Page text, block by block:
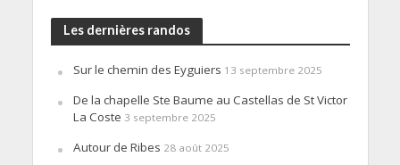
Les dernières randos
Sur le chemin des Eyguiers 13 septembre 2025
De la chapelle Ste Baume au Castellas de St Victor
La Coste 3 septembre 2025
Autour de Ribes 28 août 2025